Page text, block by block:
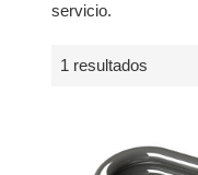
servicio.
1 resultados